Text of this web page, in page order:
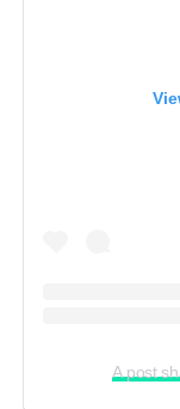
A post